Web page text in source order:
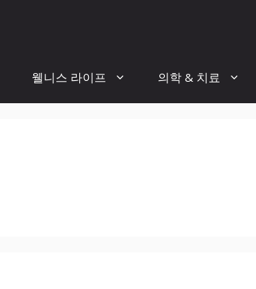
웰니스 라이프 의학 & 치료